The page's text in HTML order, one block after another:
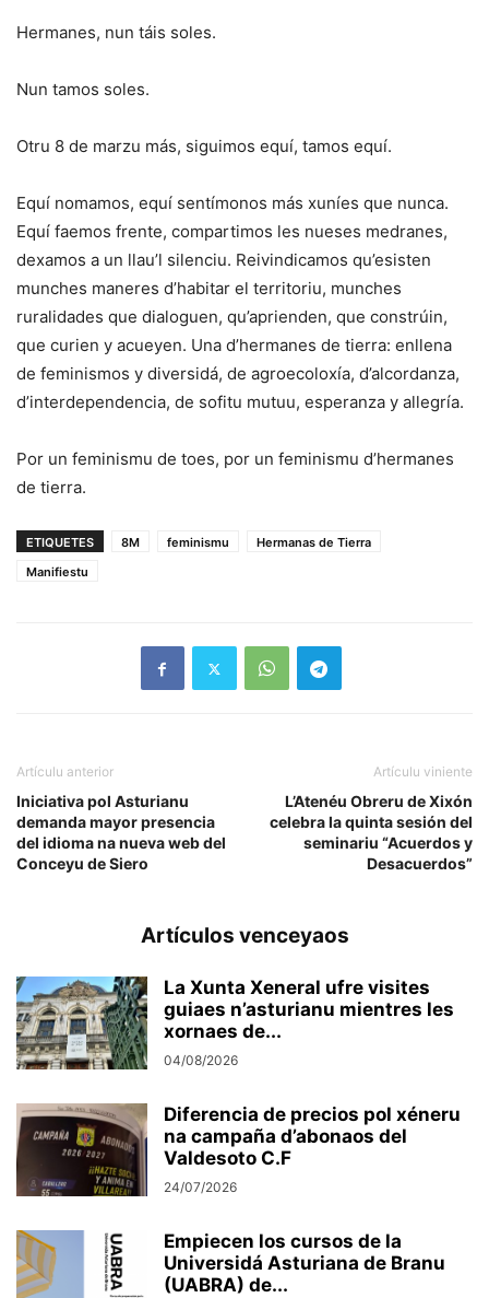
Hermanes, nun táis soles.
Nun tamos soles.
Otru 8 de marzu más, siguimos equí, tamos equí.
Equí nomamos, equí sentímonos más xuníes que nunca.
Equí faemos frente, compartimos les nueses medranes,
dexamos a un llau’l silenciu. Reivindicamos qu’esisten
munches maneres d’habitar el territoriu, munches
ruralidades que dialoguen, qu’aprienden, que constrúin,
que curien y acueyen. Una d’hermanes de tierra: enllena
de feminismos y diversidá, de agroecoloxía, d’alcordanza,
d’interdependencia, de sofitu mutuu, esperanza y allegría.
Por un feminismu de toes, por un feminismu d’hermanes
de tierra.
ETIQUETES 8M feminismu
Hermanas de Tierra
Manifiestu
Artículu anterior
Iniciativa pol Asturianu
demanda mayor presencia
del idioma na nueva web del
Conceyu de Siero
Artículu viniente
L’Atenéu Obreru de Xixón
celebra la quinta sesión del
seminariu “Acuerdos y
Desacuerdos”
Artículos venceyaos
La Xunta Xeneral ufre visites
guiaes n’asturianu mientres les
xornaes de...
04/08/2026
Diferencia de precios pol xéneru
na campaña d’abonaos del
Valdesoto C.F
24/07/2026
Empiecen los cursos de la
Universidá Asturiana de Branu
(UABRA) de...